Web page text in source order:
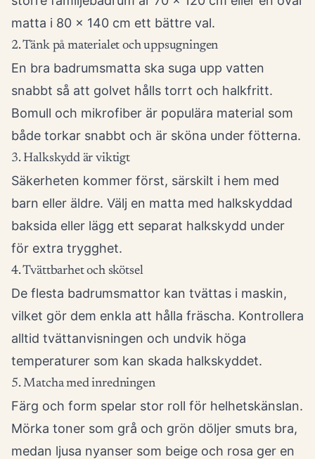
matta i 80 x 140 cm ett bättre val.
2. Tänk på materialet och uppsugningen
En bra badrumsmatta ska suga upp vatten
snabbt så att golvet hålls torrt och halkfritt.
Bomull och mikrofiber är populära material som
både torkar snabbt och är sköna under fötterna.
3. Halkskydd är viktigt
Säkerheten kommer först, särskilt i hem med
barn eller äldre. Välj en matta med halkskyddad
baksida eller lägg ett separat halkskydd under
för extra trygghet.
4. Tvättbarhet och skötsel
De flesta badrumsmattor kan tvättas i maskin,
vilket gör dem enkla att hålla fräscha. Kontrollera
alltid tvättanvisningen och undvik höga
temperaturer som kan skada halkskyddet.
5. Matcha med inredningen
Färg och form spelar stor roll för helhetskänslan.
Mörka toner som grå och grön döljer smuts bra,
medan ljusa nyanser som beige och rosa ger en